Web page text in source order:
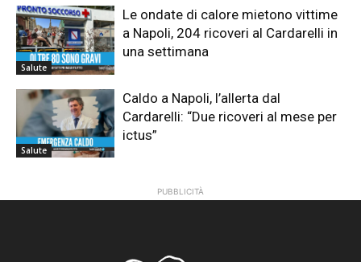
Salute
Le ondate di calore mietono vittime
a Napoli, 204 ricoveri al Cardarelli in
una settimana
Salute
Caldo a Napoli, l’allerta dal
Cardarelli: “Due ricoveri al mese per
ictus”
PUBBLICITÀ